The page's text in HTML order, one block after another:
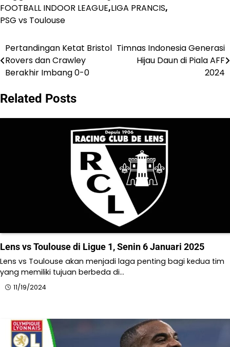
FOOTBALL INDOOR LEAGUE,LIGA PRANCIS,
PSG vs Toulouse
Post
navigation
Pertandingan Ketat Bristol
Rovers dan Crawley
Berakhir Imbang 0-0
Timnas Indonesia Generasi
Hijau Daun di Piala AFF
2024
Related Posts
Lens vs Toulouse di Ligue 1, Senin 6 Januari 2025
Lens vs Toulouse akan menjadi laga penting bagi kedua tim
yang memiliki tujuan berbeda di…
11/19/2024